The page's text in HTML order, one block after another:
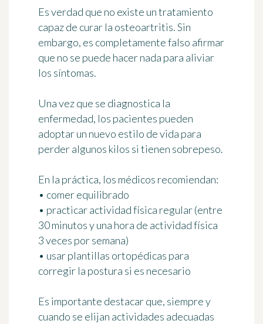
Es verdad que no existe un tratamiento
capaz de curar la osteoartritis. Sin
embargo, es completamente falso afirmar
que no se puede hacer nada para aliviar
los síntomas.
Una vez que se diagnostica la
enfermedad, los pacientes pueden
adoptar un nuevo estilo de vida para
perder algunos kilos si tienen sobrepeso.
En la práctica, los médicos recomiendan:
• comer equilibrado
• practicar actividad física regular (entre
30 minutos y una hora de actividad física
3 veces por semana)
• usar plantillas ortopédicas para
corregir la postura si es necesario
Es importante destacar que, siempre y
cuando se elijan actividades adecuadas